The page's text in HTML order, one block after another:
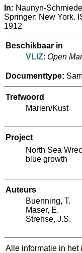
In: Naunyn-
Springer: New York.
1912
Beschikbaar in
VLIZ: Open
Documenttype:
Trefwoord
Marien/Kust
Project
North Sea
blue growth
Auteurs
Buenning, T.
Maser, E.
Strehse, J.S.
Alle informatie in het